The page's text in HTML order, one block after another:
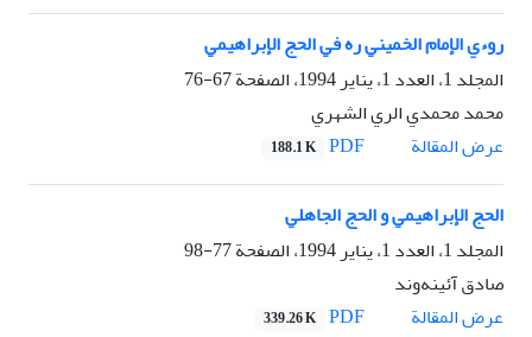
روءي الإمام الخميني ره في الحج الإبراهيمي
المجلد 1، العدد 1، يناير 1994، الصفحة
67-76
محمد محمدي الري الشهري
عرض المقالة
188.1 K
الحج الإبراهيمي و الحج الجاهلي
المجلد 1، العدد 1، يناير 1994، الصفحة
77-98
صادق آئينه‌وند
عرض المقالة
339.26 K